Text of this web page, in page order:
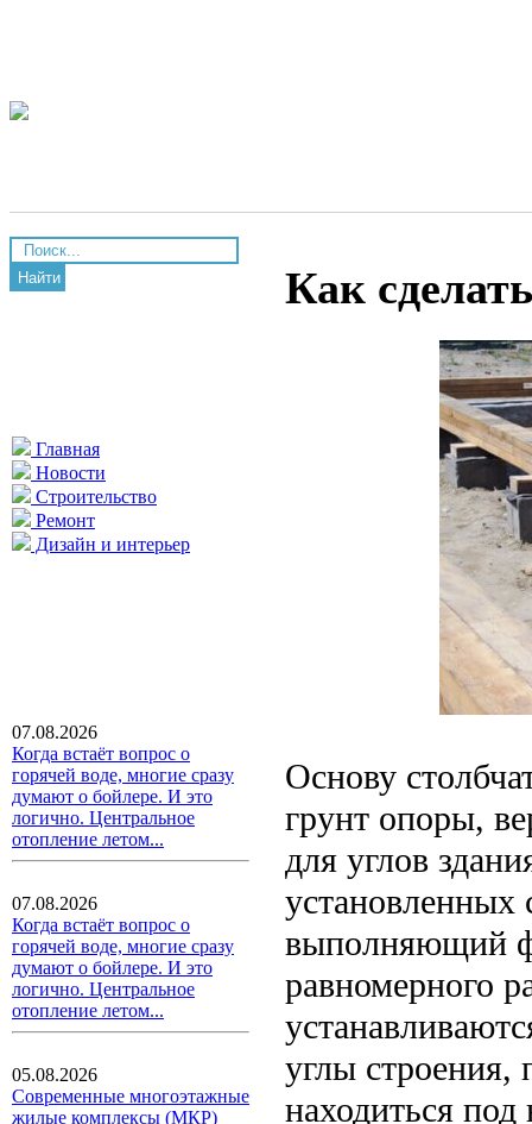
Найти
Главная
Новости
Строительство
Ремонт
Дизайн и интерьер
07.08.2026
Когда встаёт вопрос о
горячей воде, многие сразу
думают о бойлере. И это
логично. Центральное
отопление летом...
07.08.2026
Когда встаёт вопрос о
горячей воде, многие сразу
думают о бойлере. И это
логично. Центральное
отопление летом...
05.08.2026
Современные многоэтажные
жилые комплексы (МКР)
Как
Основу
грунт опоры,
для углов
установленных
выполняющий
равномерного
углы строения,
находиться